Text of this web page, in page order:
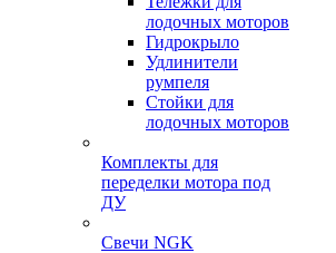
лодочных моторов
Гидрокрыло
Удлинители
румпеля
Стойки для
лодочных моторов
Комплекты для
переделки мотора под
ДУ
Свечи NGK